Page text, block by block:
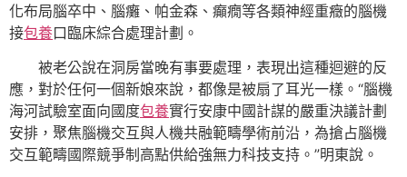
化布局腦卒中、腦癱、帕金森、癲癇等各類神經重癥的腦機
接包養口臨床綜合處理計劃。
被老公說在洞房當晚有事要處理，表現出這種迴避的反
應，對於任何一個新娘來說，都像是被扇了耳光一樣。“腦機
海河試驗室面向國度包養實行安康中國計謀的嚴重決議計劃
安排，聚焦腦機交互與人機共融範疇學術前沿，為搶占腦機
交互範疇國際競爭制高點供給強無力科技支持。”明東說。